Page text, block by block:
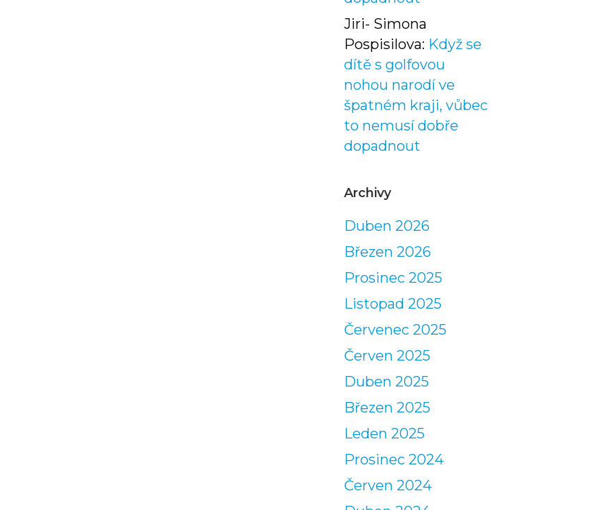
Jiri- Simona
Pospisilova: Když se
dítě s golfovou
nohou narodí ve
špatném kraji, vůbec
to nemusí dobře
dopadnout
Archivy
Duben 2026
Březen 2026
Prosinec 2025
Listopad 2025
Červenec 2025
Červen 2025
Duben 2025
Březen 2025
Leden 2025
Prosinec 2024
Červen 2024